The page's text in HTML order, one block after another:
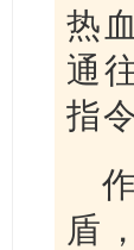
热
通
指
盾